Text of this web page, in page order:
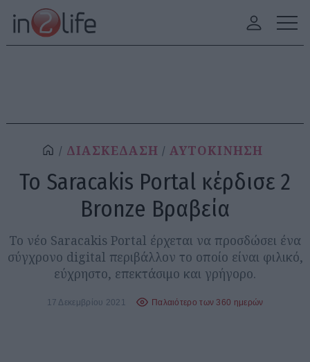
ΔΙΑΣΚΕΔΑΣΗ ΑΥΤΟΚΙΝΗΣΗ
To Saracakis Portal κέρδισε 2
Bronze Βραβεία
Το νέο Saracakis Portal έρχεται να προσδώσει ένα
σύγχρονο digital περιβάλλον το οποίο είναι φιλικό,
εύχρηστο, επεκτάσιμο και γρήγορο.
17 Δεκεμβρίου 2021 Παλαιότερο των 360 ημερών